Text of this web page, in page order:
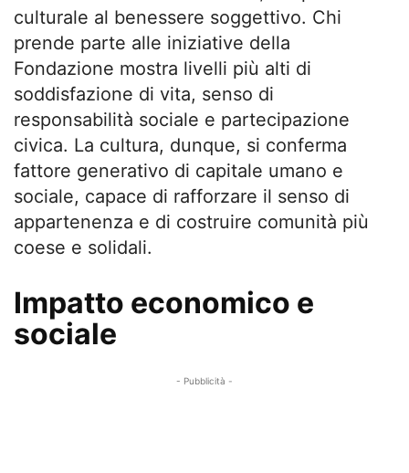
culturale al benessere soggettivo. Chi
prende parte alle iniziative della
Fondazione mostra livelli più alti di
soddisfazione di vita, senso di
responsabilità sociale e partecipazione
civica. La cultura, dunque, si conferma
fattore generativo di capitale umano e
sociale, capace di rafforzare il senso di
appartenenza e di costruire comunità più
coese e solidali.
Impatto economico e
sociale
- Pubblicità -